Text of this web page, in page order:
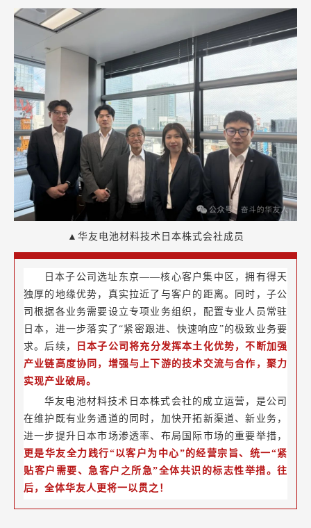
▲华友电池材料技术日本株式会社成员
日本子公司选址东京——核心客户集中区，拥有得天
独厚的地缘优势，真实拉近了与客户的距离。同时，子公
司根据各业务需要设立专项业务组织，配置专业人员常驻
日本，进一步落实了“紧密跟进、快速响应”的极致业务要
求。后续，
日本子公司将充分发挥本土化优势，不断加强
产业链高度协同，增强与上下游的技术交流与合作，聚力
实现产业破局。
华友电池材料技术日本株式会社的成立运营，是公司
在维护既有业务通道的同时，加快开拓新渠道、新业务，
进一步提升日本市场渗透率、布局国际市场的重要举措，
更是华友全力践行“以客户为中心”的经营宗旨、统一“紧
贴客户需要、急客户之所急”全体共识的标志性举措。往
后，全体华友人更将一以贯之！